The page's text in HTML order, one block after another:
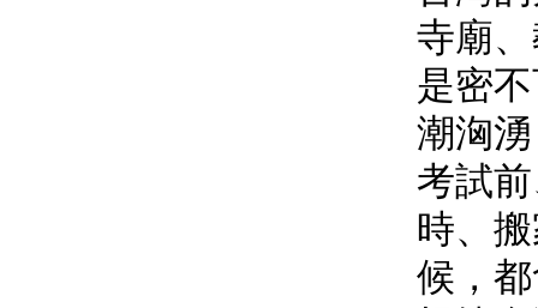
寺廟
是密
潮洶
考試
時、
候，